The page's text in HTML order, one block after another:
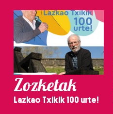
Zozketak
Lazkao Txikik 100 urte!